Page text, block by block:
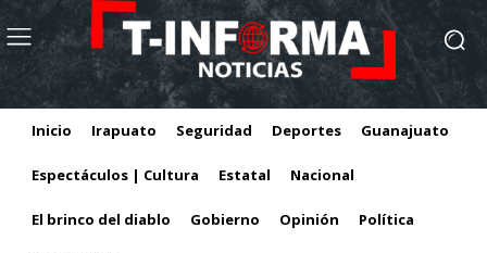
Inicio Irapuato Seguridad Deportes Guanajuato
Espectáculos | Cultura Estatal Nacional
El brinco del diablo Gobierno Opinión Política